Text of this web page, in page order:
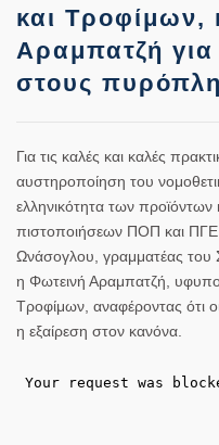
και Τροφίμων,
Αραμπατζή για
στους
Για τις καλές και καλές
αυστηροποίηση του
ελληνικότητα των προϊόντων
πιστοποιήσεων ΠΟΠ και ΠΓΕ
Ωνάσογλου , γραμματέας
η Φωτεινή Αραμπατζή,
Τροφίμων, αναφέροντας ότι
η εξαίρεση στον κανόνα.